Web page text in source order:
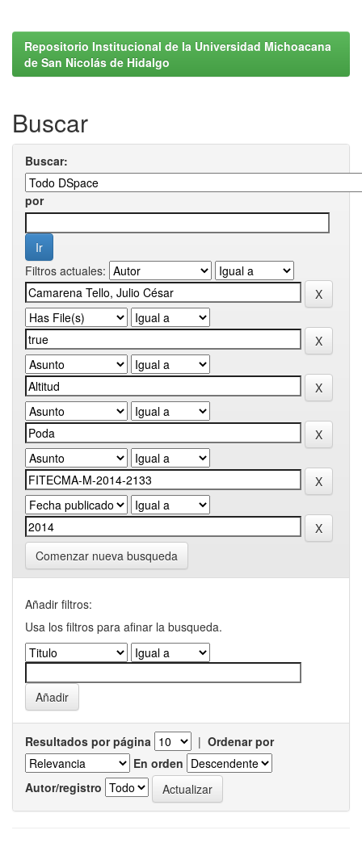
Repositorio Institucional de la Universidad Michoacana
de San Nicolás de Hidalgo
Buscar
Buscar:
por
Filtros actuales:
Comenzar nueva busqueda
Añadir filtros:
Usa los filtros para afinar la busqueda.
Resultados por página | Ordenar por
En orden
Autor/registro